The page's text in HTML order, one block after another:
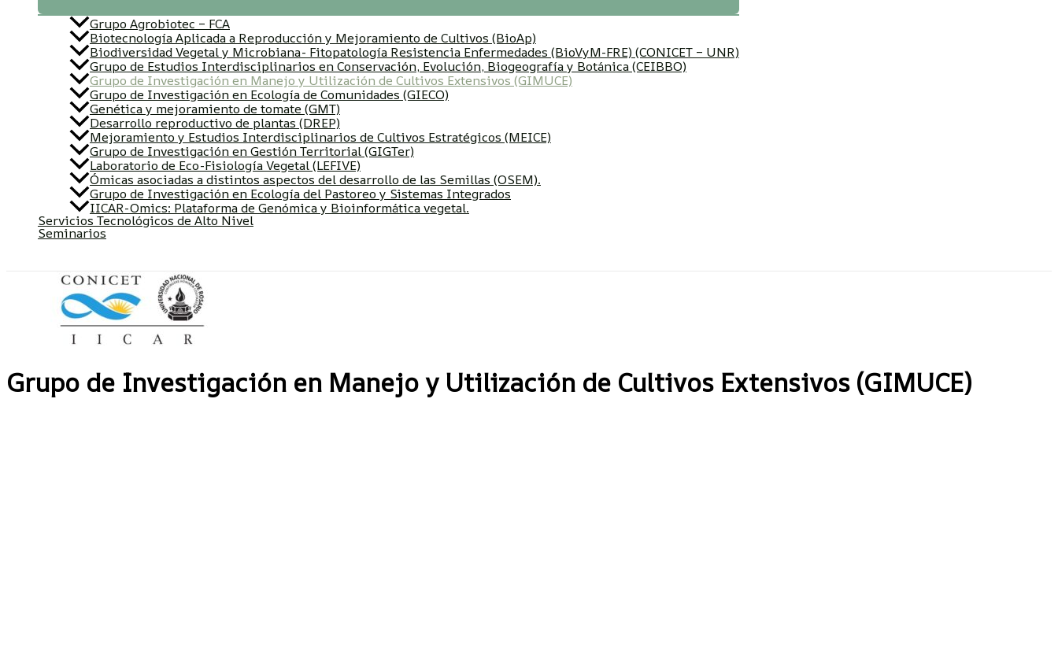
Grupo Agrobiotec – FCA
Biotecnología Aplicada a Reproducción y Mejoramiento de Cultivos (BioAp)
Biodiversidad Vegetal y Microbiana- Fitopatología Resistencia Enfermedades (BioVyM-FRE) (CONICET – UNR)
Grupo de Estudios Interdisciplinarios en Conservación, Evolución, Biogeografía y Botánica (CEIBBO)
Grupo de Investigación en Manejo y Utilización de Cultivos Extensivos (GIMUCE)
Grupo de Investigación en Ecología de Comunidades (GIECO)
Genética y mejoramiento de tomate (GMT)
Desarrollo reproductivo de plantas (DREP)
Mejoramiento y Estudios Interdisciplinarios de Cultivos Estratégicos (MEICE)
Grupo de Investigación en Gestión Territorial (GIGTer)
Laboratorio de Eco-Fisiología Vegetal (LEFIVE)
Ómicas asociadas a distintos aspectos del desarrollo de las Semillas (OSEM).
Grupo de Investigación en Ecología del Pastoreo y Sistemas Integrados
IICAR-Omics: Plataforma de Genómica y Bioinformática vegetal.
Servicios Tecnológicos de Alto Nivel
Seminarios
Grupo de Investigación en Manejo y Utilización de Cultivos Extensivos (GIMUCE)